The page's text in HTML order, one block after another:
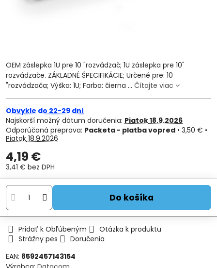
OEM záslepka 1U pre 10 "rozvádzač; 1U záslepka pre 10"
rozvádzače. ZÁKLADNÉ ŠPECIFIKÁCIE; Určené pre: 10
"rozvádzača; Výška: 1U; Farba: čierna ... Čítajte viac
Obvykle do 22-29 dní
Najskorší možný dátum doručenia: Piatok18.9.2026
Packeta - platba vopred • 3,50 € •
Piatok18.9.2026
4,19 €
3,41 € bez DPH
Do košíka
Pridať k Obľúbeným
Otázka k produktu
Strážny pes
Doručenia
EAN: 8592457143154